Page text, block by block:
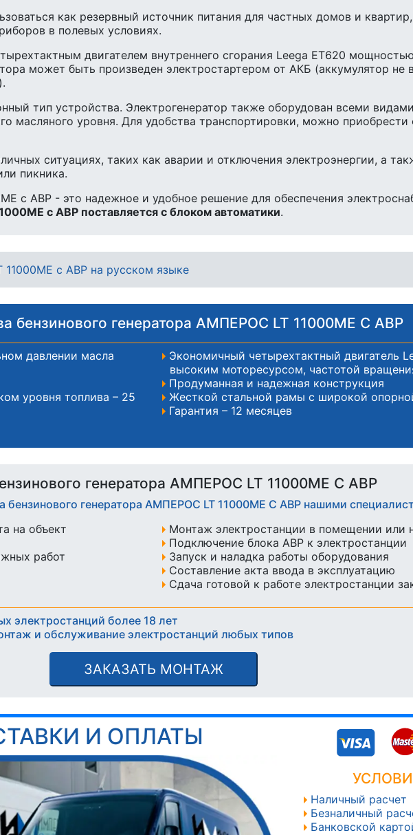
как резервный источник питания для частных домов и
в полевых условиях.
двигателем внутреннего сгорания Leega ET620
может быть произведен электростартером от АКБ (аккумулятор не
тип устройства. Электрогенератор также оборудован всеми
масляного уровня. Для удобства транспортировки, можно приобрести
ситуациях, таких как аварии и отключения электроэнергии, а
пикника.
с АВР - это надежное и удобное решение для обеспечения
с АВР поставляется с блоком автоматики.
с АВР на русском языке
бензинового генератора АМПЕРОС LT 11000ME С АВР
давлении масла
уровня топлива – 25
Экономичный четырехтактный двигатель
высоким моторесурсом, частотой
Продуманная и надежная конструкция
Жесткой стальной рамы с широкой
Гарантия – 12 месяцев
генератора АМПЕРОС LT 11000ME С АВР
бензинового генератора АМПЕРОС LT 11000ME С АВР нашими
на объект
работ
Монтаж электростанции в помещении или
Подключение блока АВР к электростанции
Запуск и наладка работы оборудования
Составление акта ввода в эксплуатацию
Сдача готовой к работе электростанции
электростанций более 18 лет
и обслуживание электростанций любых типов
ЗАКАЗАТЬ МОНТАЖ
И ОПЛАТЫ
Наличный расчет
Безналичный
Банковской